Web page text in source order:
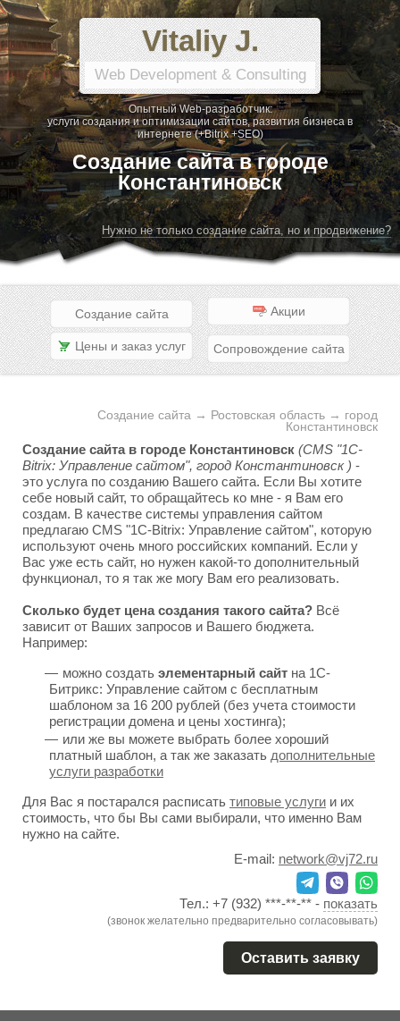
Vitaliy J.
Web Development & Consulting
Опытный Web-разработчик:
услуги создания и оптимизации сайтов, развития бизнеса в
интернете (+Bitrix +SEO)
Создание сайта в городе
Константиновск
Нужно не только создание сайта, но и продвижение?
Создание сайта Акции
Цены и заказ услуг Сопровождение сайта
Создание сайта → Ростовская область → город
Константиновск
Создание сайта в городе Константиновск (CMS "1C-
Bitrix: Управление сайтом", город Константиновск ) -
это услуга по созданию Вашего сайта. Если Вы хотите
себе новый сайт, то обращайтесь ко мне - я Вам его
создам. В качестве системы управления сайтом
предлагаю CMS "1C-Bitrix: Управление сайтом", которую
используют очень много российских компаний. Если у
Вас уже есть сайт, но нужен какой-то дополнительный
функционал, то я так же могу Вам его реализовать.
Сколько будет цена создания такого сайта? Всё
зависит от Ваших запросов и Вашего бюджета.
Например:
можно создать элементарный сайт на 1С-
Битрикс: Управление сайтом с бесплатным
шаблоном за 16 200 рублей (без учета стоимости
регистрации домена и цены хостинга);
или же вы можете выбрать более хороший
платный шаблон, а так же заказать дополнительные
услуги разработки
Для Вас я постарался расписать типовые услуги и их
стоимость, что бы Вы сами выбирали, что именно Вам
нужно на сайте.
E-mail: network@vj72.ru
Тел.: +7 (932) ***-**-** - показать
(звонок желательно предварительно согласовывать)
Оставить заявку